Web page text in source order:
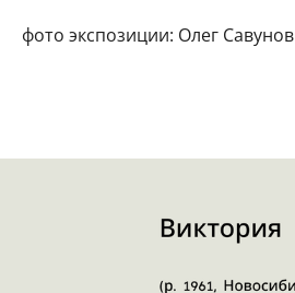
фото экспозиции: Олег Савунов